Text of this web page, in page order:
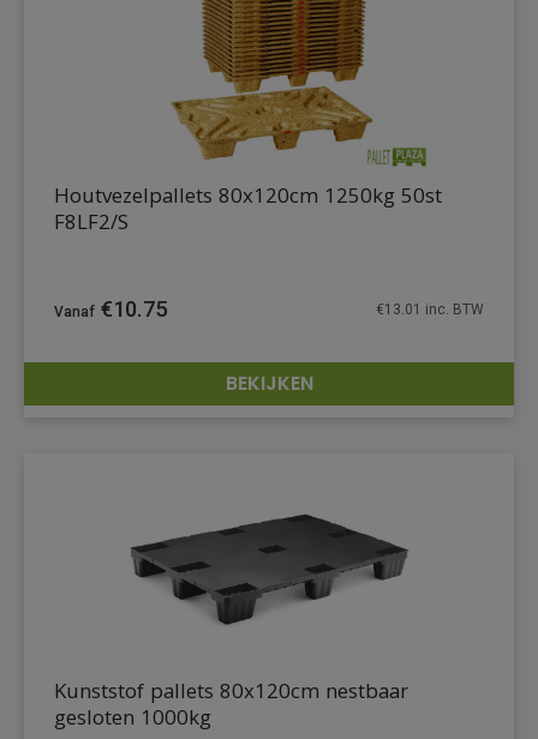
DETAILS
Houtvezelpallets 80x120cm 1250kg 50st
F8LF2/S
€10.75 €13.01 inc. BTW
BEKIJKEN
Kunststof pallets 80x120cm nestbaar
gesloten 1000kg